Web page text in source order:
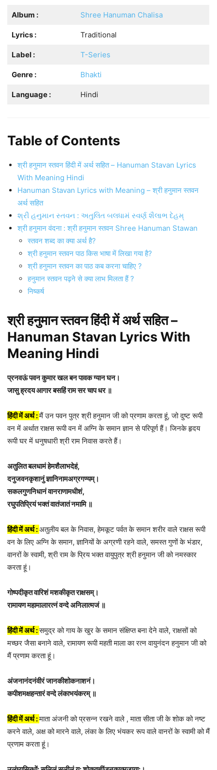
Album : Shree Hanuman Chalisa
Lyrics : Traditional
Label : T-Series
Genre : Bhakti
Language : Hindi
Table of Contents
श्री हनुमान स्तवन हिंदी में अर्थ सहित – Hanuman Stavan Lyrics
With Meaning Hindi
Hanuman Stavan Lyrics with Meaning – श्री हनुमान स्तवन
अर्थ सहित
શ્રી હનુમાન સ્તવન : અતુલિત બલધામં સ્વર્ણ શૈલાભ દેહમ્
श्री हनुमान वंदना : श्री हनुमान स्तवन Shree Hanuman Stawan
स्तवन शब्द का क्या अर्थ है?
श्री हनुमान स्तवन पाठ किस भाषा में लिखा गया है?
श्री हनुमान स्तवन का पाठ कब करना चाहिए ?
हनुमान स्तवन पढ़ने से क्या लाभ मिलता हैं ?
निष्कर्ष
श्री हनुमान स्तवन हिंदी में अर्थ सहित –
Hanuman Stavan Lyrics With
Meaning Hindi
प्रनवऊं पवन कुमार खल बन पावक ग्यान घन।
जासु ह्रदय आगार बसहिं राम सर चाप धर ॥
हिंदी में अर्थ :मैं उन पवन पुत्र श्री हनुमान जी को प्रणाम करता हूं, जो दुष्ट रूपी
वन में अर्थात राक्षस रूपी वन में अग्नि के समान ज्ञान से परिपूर्ण हैं। जिनके हृदय
रूपी घर में धनुषधारी श्री राम निवास करते हैं।
अतुलित बलधामं हेमशैलाभदेहं,
दनुजवनकृशानुं ज्ञानिनामअग्रगण्यम्।
सकलगुणनिधानं वानराणामधीशं,
रघुपतिप्रियं भक्तं वातंजातं नमामि ॥
हिंदी में अर्थ :अतुलीय बल के निवास, हेमकूट पर्वत के समान शरीर वाले राक्षस रूपी
वन के लिए अग्नि के समान, ज्ञानियों के अग्रणी रहने वाले, समस्त गुणों के भंडार,
वानरों के स्वामी, श्री राम के प्रिय भक्त वायुपुत्र श्री हनुमान जी को नमस्कार
करता हूं।
गोष्पदीकृत वारिशं मशकीकृत राक्षसम्।
रामायण महामालारत्नं वन्दे अनिलात्मजं ॥
हिंदी में अर्थ :समुद्र को गाय के खुर के समान संक्षिप्त बना देने वाले, राक्षसों को
मच्छर जैसा बनाने वाले, रामायण रूपी महती माला का रत्न वायुनंदन हनुमान जी को
मैं प्रणाम करता हूं।
अंजनानंदनंवीरं जानकीशोकनाशनं।
कपीशमक्षहन्तारं वन्दे लंकाभयंकरम् ॥
हिंदी में अर्थ :माता अंजनी को प्रसन्न रखने वाले , माता सीता जी के शोक को नष्ट
करने वाले, अक्ष को मारने वाले, लंका के लिए भंयकर रूप वाले वानरों के स्वामी को मैं
प्रणाम करता हूं।